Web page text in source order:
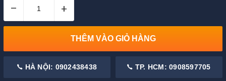
– +
THÊM VÀO GIỎ HÀNG
HÀ NỘI: 0902438438 TP. HCM: 0908597705